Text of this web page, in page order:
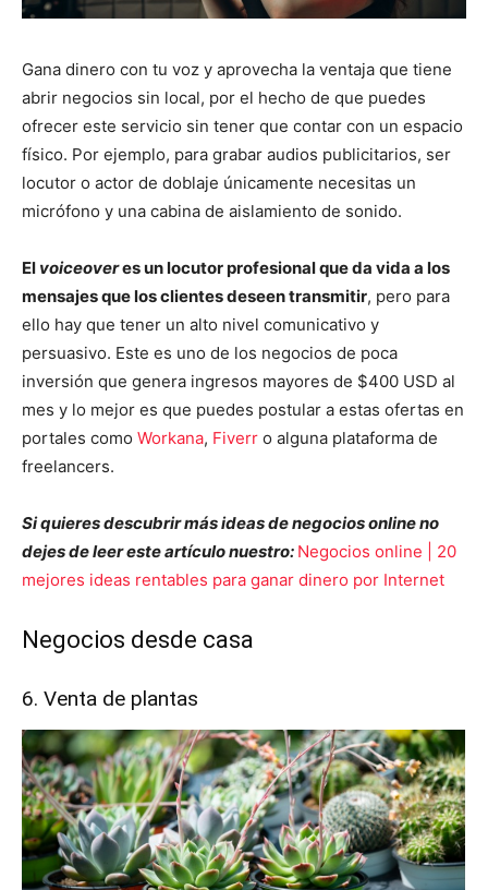
Gana dinero con tu voz y aprovecha la ventaja que tiene
abrir negocios sin local, por el hecho de que puedes
ofrecer este servicio sin tener que contar con un espacio
físico. Por ejemplo, para grabar audios publicitarios, ser
locutor o actor de doblaje únicamente necesitas un
micrófono y una cabina de aislamiento de sonido.
El voiceoveres un locutor profesional que da vida a los
mensajes que los clientes deseen transmitir, pero para
ello hay que tener un alto nivel comunicativo y
persuasivo. Este es uno de los negocios de poca
inversión que genera ingresos mayores de $400 USD al
mes y lo mejor es que puedes postular a estas ofertas en
portales como Workana, Fiverr o alguna plataforma de
freelancers.
Si quieres descubrir más ideas de negocios online no
dejes de leer este artículo nuestro: Negocios online | 20
mejores ideas rentables para ganar dinero por Internet
Negocios desde casa
6. Venta de plantas